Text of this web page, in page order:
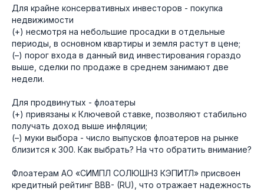
Для крайне консервативных инвесторов - покупка
недвижимости
(+) несмотря на небольшие просадки в отдельные
периоды, в основном квартиры и земля растут в цене;
(–) порог входа в данный вид инвестирования гораздо
выше, сделки по продаже в среднем занимают две
недели.
Для продвинутых - флоатеры
(+) привязаны к Ключевой ставке, позволяют стабильно
получать доход выше инфляции;
(–) муки выбора - число выпусков флоатеров на рынке
близится к 300. Как выбрать? На что обратить внимание?
Флоатерам АО «СИМПЛ СОЛЮШНЗ КЭПИТЛ» присвоен
кредитный рейтинг BBB- (RU), что отражает надежность